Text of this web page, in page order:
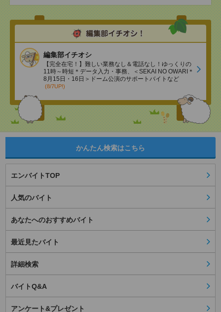
編集部イチオシ
【完全在宅！】難しい業務なし＆電話なし！ゆっくりの
11時～時短＊データ入力・事務、＜SEKAI NO OWARI＊
8月15日・16日＞ドーム公演のサポートバイトなど
(8/7UP!)
かんたん検索はこちら
エンバイトTOP
人気のバイト
あなたへのおすすめバイト
最近見たバイト
詳細検索
バイトQ&A
アンケート&プレゼント